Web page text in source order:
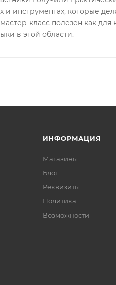
и инструментах, которые
класс полезен как для
в этой области.
ИНФОРМАЦИЯ
Магазины
Блог
Реквизиты
Политика
Возможности